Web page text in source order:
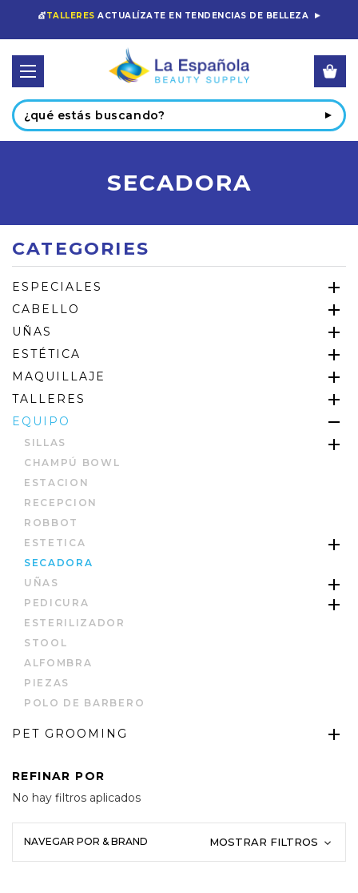
💇TALLERES ACTUALÍZATE EN TENDENCIAS DE BELLEZA
Buscar
SECADORA
CATEGORIES
ESPECIALES
CABELLO
UÑAS
ESTÉTICA
MAQUILLAJE
TALLERES
EQUIPO
SILLAS
CHAMPÚ BOWL
ESTACION
RECEPCION
ROBBOT
ESTETICA
SECADORA
UÑAS
PEDICURA
ESTERILIZADOR
STOOL
ALFOMBRA
PIEZAS
POLO DE BARBERO
PET GROOMING
REFINAR POR
No hay filtros aplicados
NAVEGAR POR & BRAND MOSTRAR FILTROS